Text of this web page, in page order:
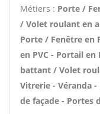
Métiers : Porte /
/ Volet roulant en
Porte / Fenêtre en
en PVC - Portail
battant / Volet
Vitrerie - Véranda
de façade - Portes